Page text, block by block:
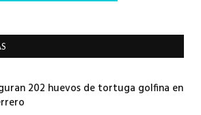
202 huevos de tortuga golfina en